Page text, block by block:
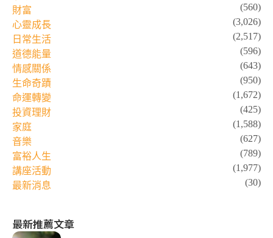
財富
(560)
心靈成長
(3,026)
日常生活
(2,517)
道德能量
(596)
情感關係
(643)
生命奇蹟
(950)
命運轉變
(1,672)
投資理財
(425)
家庭
(1,588)
音樂
(627)
富裕人生
(789)
講座活動
(1,977)
最新消息
(30)
最新推薦文章